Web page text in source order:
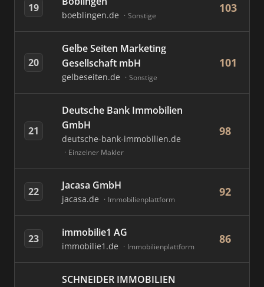
19
boeblingen.de Sonstige
103
20
Gelbe Seiten Marketing
Gesellschaft mbH
gelbeseiten.de Sonstige
101
21
Deutsche Bank Immobilien
GmbH
deutsche-bank-immobilien.de
Einzelner Makler
98
22 Jacasa GmbH
jacasa.de Immobilienplattform
92
23 immobilie1 AG
immobilie1.de Immobilienplattform
86
SCHNEIDER IMMOBILIEN